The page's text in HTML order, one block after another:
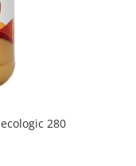
280